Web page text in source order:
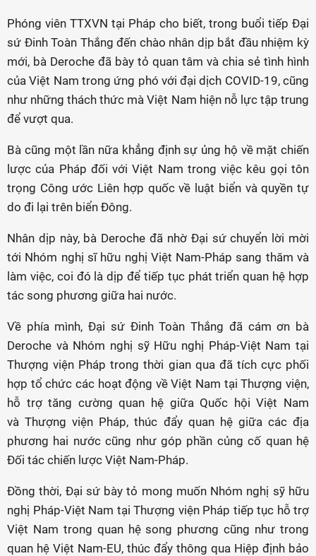
Phóng viên TTXVN tại Pháp cho biết, trong buổi tiếp Đại
sứ Đinh Toàn Thắng đến chào nhân dịp bắt đầu nhiệm kỳ
mới, bà Deroche đã bày tỏ quan tâm và chia sẻ tình hình
của Việt Nam trong ứng phó với đại dịch COVID-19, cũng
như những thách thức mà Việt Nam hiện nỗ lực tập trung
để vượt qua.
Bà cũng một lần nữa khẳng định sự ủng hộ về mặt chiến
lược của Pháp đối với Việt Nam trong việc kêu gọi tôn
trọng Công ước Liên hợp quốc về luật biển và quyền tự
do đi lại trên biển Đông.
Nhân dịp này, bà Deroche đã nhờ Đại sứ chuyển lời mời
tới Nhóm nghị sĩ hữu nghị Việt Nam-Pháp sang thăm và
làm việc, coi đó là dịp để tiếp tục phát triển quan hệ hợp
tác song phương giữa hai nước.
Về phía mình, Đại sứ Đinh Toàn Thắng đã cám ơn bà
Deroche và Nhóm nghị sỹ Hữu nghị Pháp-Việt Nam tại
Thượng viện Pháp trong thời gian qua đã tích cực phối
hợp tổ chức các hoạt động về Việt Nam tại Thượng viện,
hỗ trợ tăng cường quan hệ giữa Quốc hội Việt Nam
và Thượng viện Pháp, thúc đẩy quan hệ giữa các địa
phương hai nước cũng như góp phần củng cố quan hệ
Đối tác chiến lược Việt Nam-Pháp.
Đồng thời, Đại sứ bày tỏ mong muốn Nhóm nghị sỹ hữu
nghị Pháp-Việt Nam tại Thượng viện Pháp tiếp tục hỗ trợ
Việt Nam trong quan hệ song phương cũng như trong
quan hệ Việt Nam-EU, thúc đẩy thông qua Hiệp định bảo